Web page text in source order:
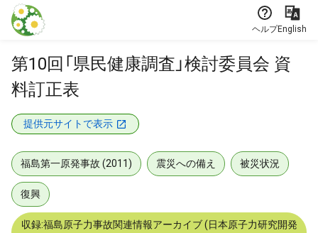
本文に飛ぶ
ヘルプEnglish
第10回「県民健康調査」検討委員会 資
料訂正表
提供元サイトで表示
福島第一原発事故 (2011) 震災への備え 被災状況
復興
収録:福島原子力事故関連情報アーカイブ (日本原子力研究開発